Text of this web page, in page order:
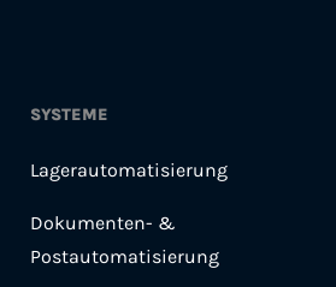
SYSTEME
Lagerautomatisierung
Dokumenten- &
Postautomatisierung